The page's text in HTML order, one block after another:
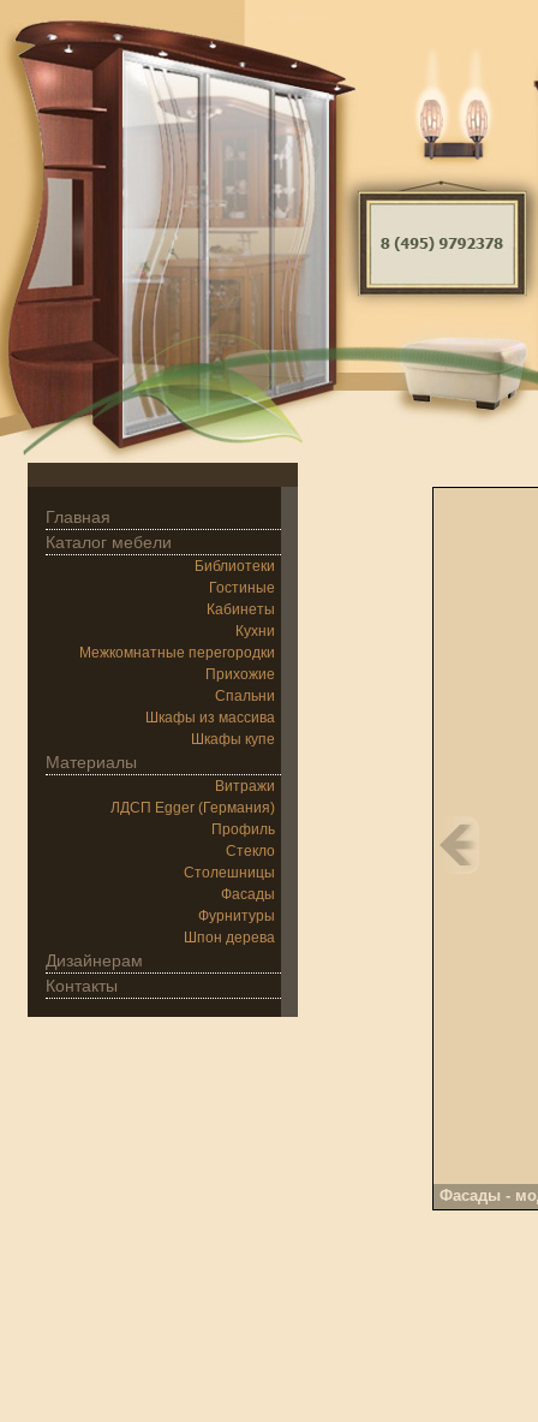
Главная
Каталог мебели
Библиотеки
Гостиные
Кабинеты
Кухни
Межкомнатные перегородки
Прихожие
Спальни
Шкафы из массива
Шкафы купе
Материалы
Витражи
ЛДСП Egger (Германия)
Профиль
Стекло
Столешницы
Фасады
Фурнитуры
Шпон дерева
Дизайнерам
Контакты